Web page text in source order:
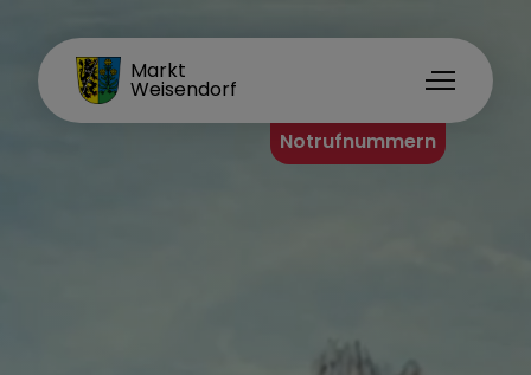
Markt
Weisendorf
FAMILIENORT
Notrufnummern